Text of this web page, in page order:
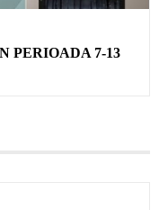
PERIOADA 7-13